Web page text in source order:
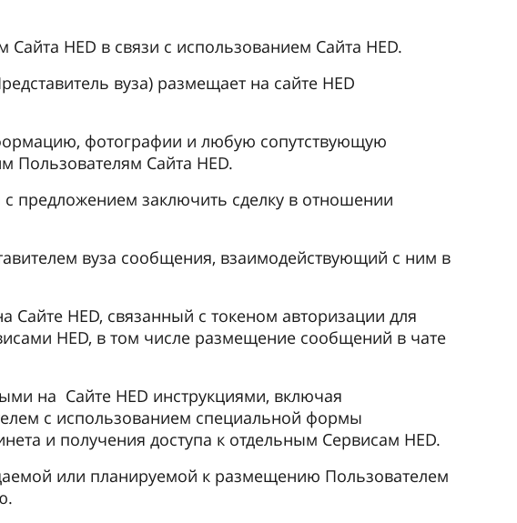
HED в связи с использованием Сайта HED.
вуза) размещает на сайте HED
фотографии и любую сопутствующую
Пользователям Сайта HED.
предложением заключить сделку в отношении
вуза сообщения, взаимодействующий с ним в
Сайте HED, связанный с токеном авторизации для
HED, в том числе размещение сообщений в чате
на Сайте HED инструкциями, включая
с использованием специальной формы
и получения доступа к отдельным Сервисам HED.
или планируемой к размещению Пользователем